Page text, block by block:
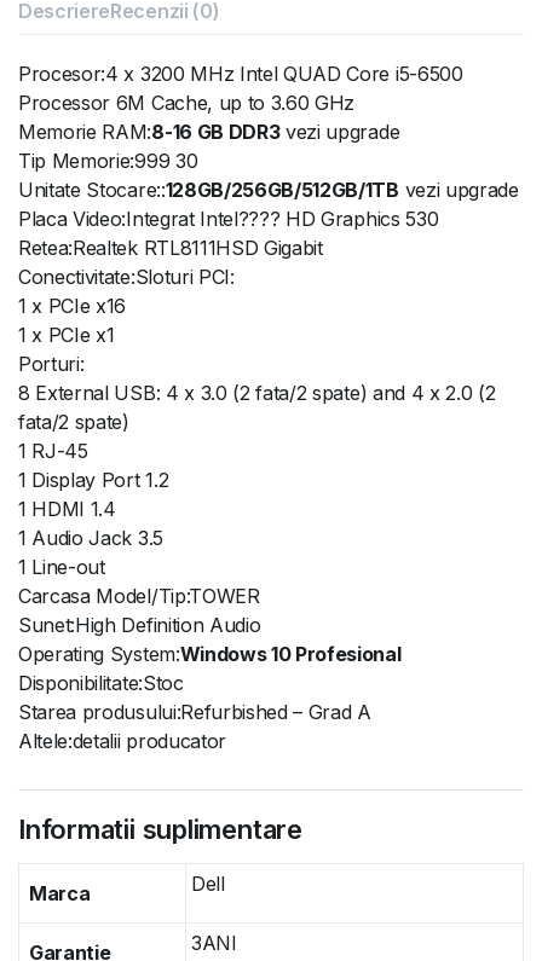
DescriereRecenzii (0)
Procesor:4 x 3200 MHz Intel QUAD Core i5-6500
Processor 6M Cache, up to 3.60 GHz
Memorie RAM:8-16 GB DDR3vezi upgrade
Tip Memorie:999 30
Unitate Stocare::128GB/256GB/512GB/1TB vezi upgrade
Placa Video:Integrat Intel???? HD Graphics 530
Retea:Realtek RTL8111HSD Gigabit
Conectivitate:Sloturi PCI:
1 x PCIe x16
1 x PCIe x1
Porturi:
8 External USB: 4 x 3.0 (2 fata/2 spate) and 4 x 2.0 (2
fata/2 spate)
1 RJ-45
1 Display Port 1.2
1 HDMI 1.4
1 Audio Jack 3.5
1 Line-out
Carcasa Model/Tip:TOWER
Sunet:High Definition Audio
Operating System:Windows 10 Profesional
Disponibilitate:Stoc
Starea produsului:Refurbished – Grad A
Altele:detalii producator
Informatii suplimentare
Marca Dell
Garantie 3ANI